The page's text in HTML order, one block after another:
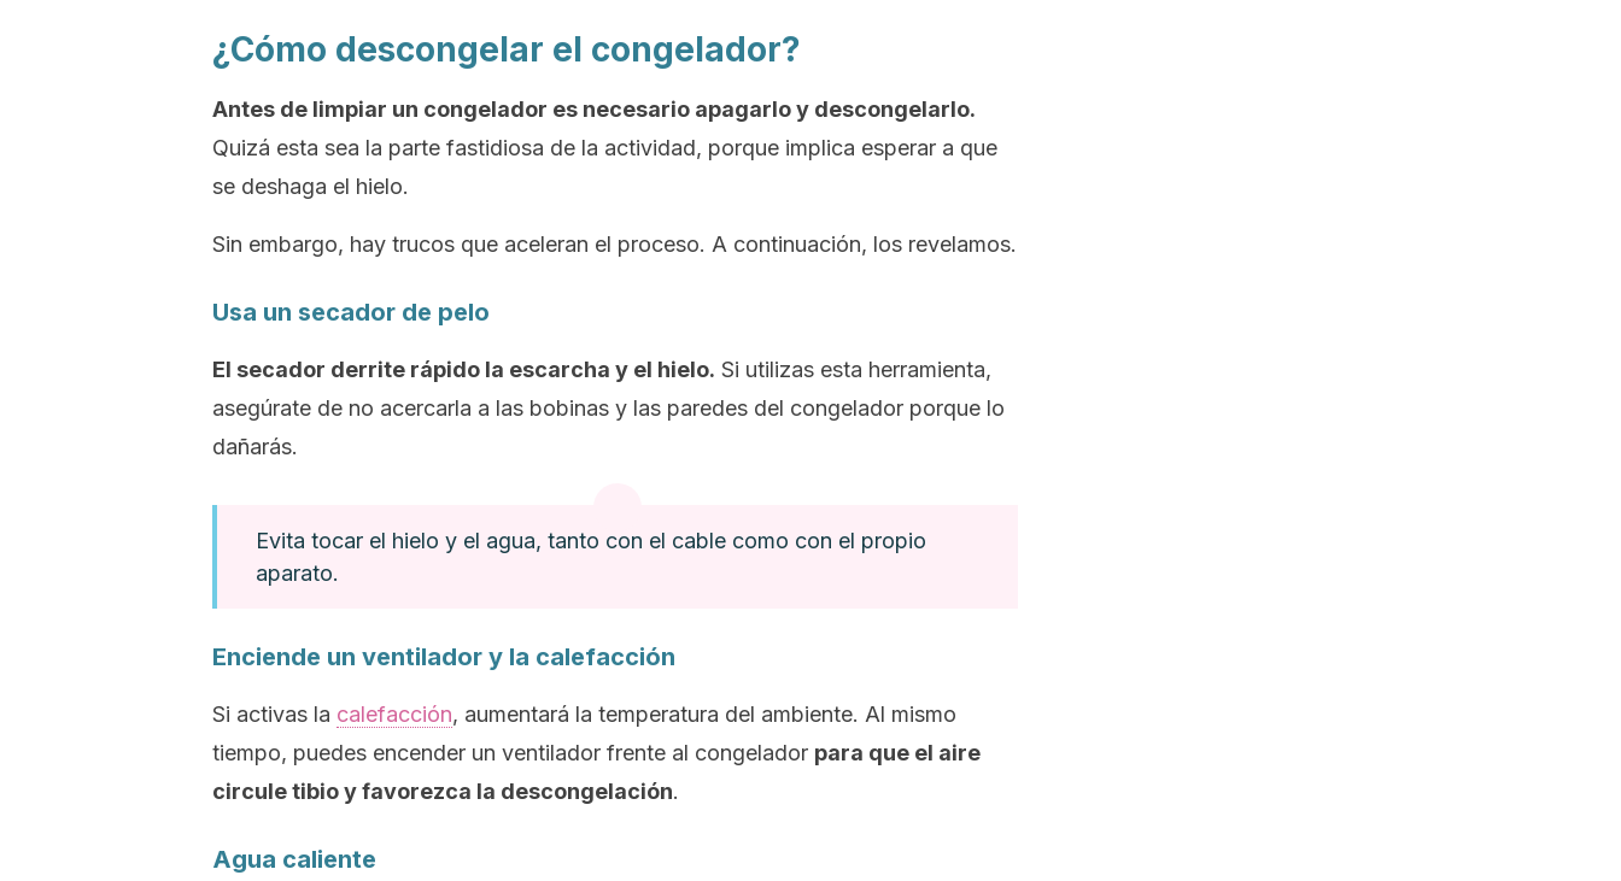
¿Cómo descongelar el congelador?
Antes de limpiar un congelador es necesario apagarlo y descongelarlo.
Quizá esta sea la parte fastidiosa de la actividad, porque implica esperar a que
se deshaga el hielo.
Sin embargo, hay trucos que aceleran el proceso. A continuación, los revelamos.
Usa un secador de pelo
El secador derrite rápido la escarcha y el hielo. Si utilizas esta herramienta,
asegúrate de no acercarla a las bobinas y las paredes del congelador porque lo
dañarás.
Evita tocar el hielo y el agua, tanto con el cable como con el propio
aparato.
Enciende un ventilador y la calefacción
Si activas la calefacción, aumentará la temperatura del ambiente. Al mismo
tiempo, puedes encender un ventilador frente al congelador para que el aire
circule tibio y favorezca la descongelación.
Agua caliente